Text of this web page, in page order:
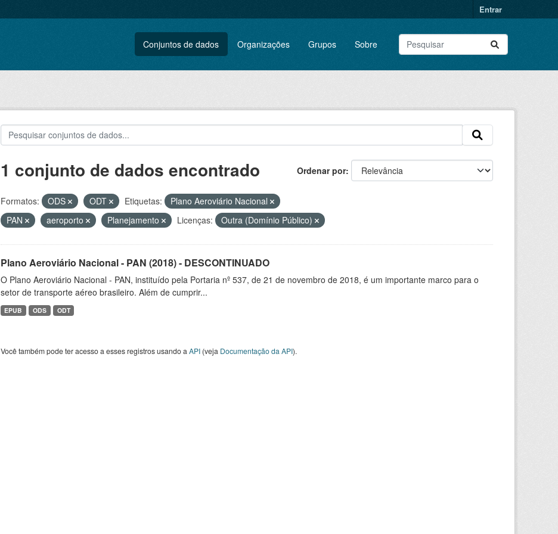
Entrar
Conjuntos de dados Organizações Grupos Sobre
Ordenar por
1 conjunto de dados encontrado
Formatos: ODS ODT Etiquetas:
Plano Aeroviário Nacional
PAN
aeroporto Planejamento Licenças: Outra (Domínio Público)
Plano Aeroviário Nacional - PAN (2018) - DESCONTINUADO
O Plano Aeroviário Nacional - PAN, instituído pela Portaria nº 537, de 21 de novembro de 2018, é um importante marco para o
setor de transporte aéreo brasileiro. Além de cumprir...
EPUB ODS ODT
Você também pode ter acesso a esses registros usando a API(veja Documentação da API).